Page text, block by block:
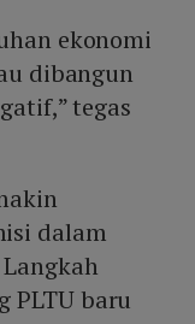
ekonomi
dibangun
tegas
dalam
PLTU baru